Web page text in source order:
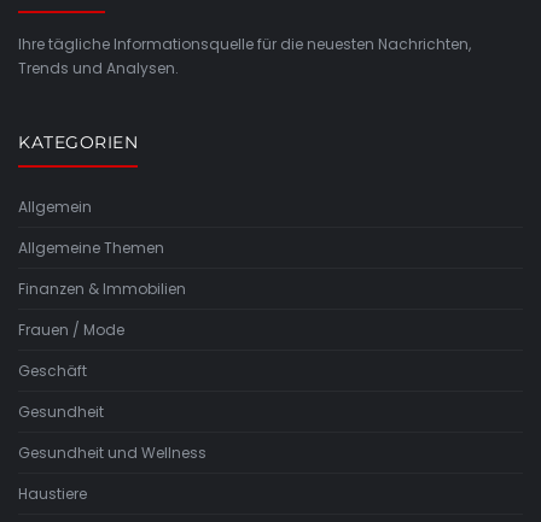
Ihre tägliche Informationsquelle für die neuesten Nachrichten,
Trends und Analysen.
KATEGORIEN
Allgemein
Allgemeine Themen
Finanzen & Immobilien
Frauen / Mode
Geschäft
Gesundheit
Gesundheit und Wellness
Haustiere